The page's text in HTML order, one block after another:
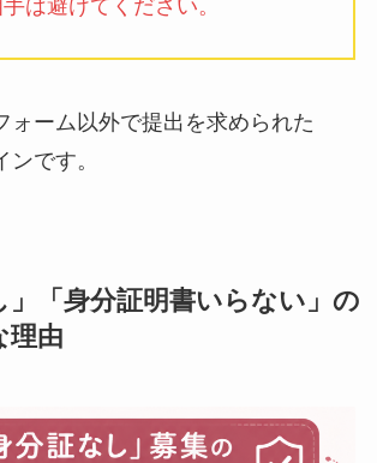
は避けてください。
ォーム以外で提出を求められた
です。
」「身分証明書いらない」の
理由